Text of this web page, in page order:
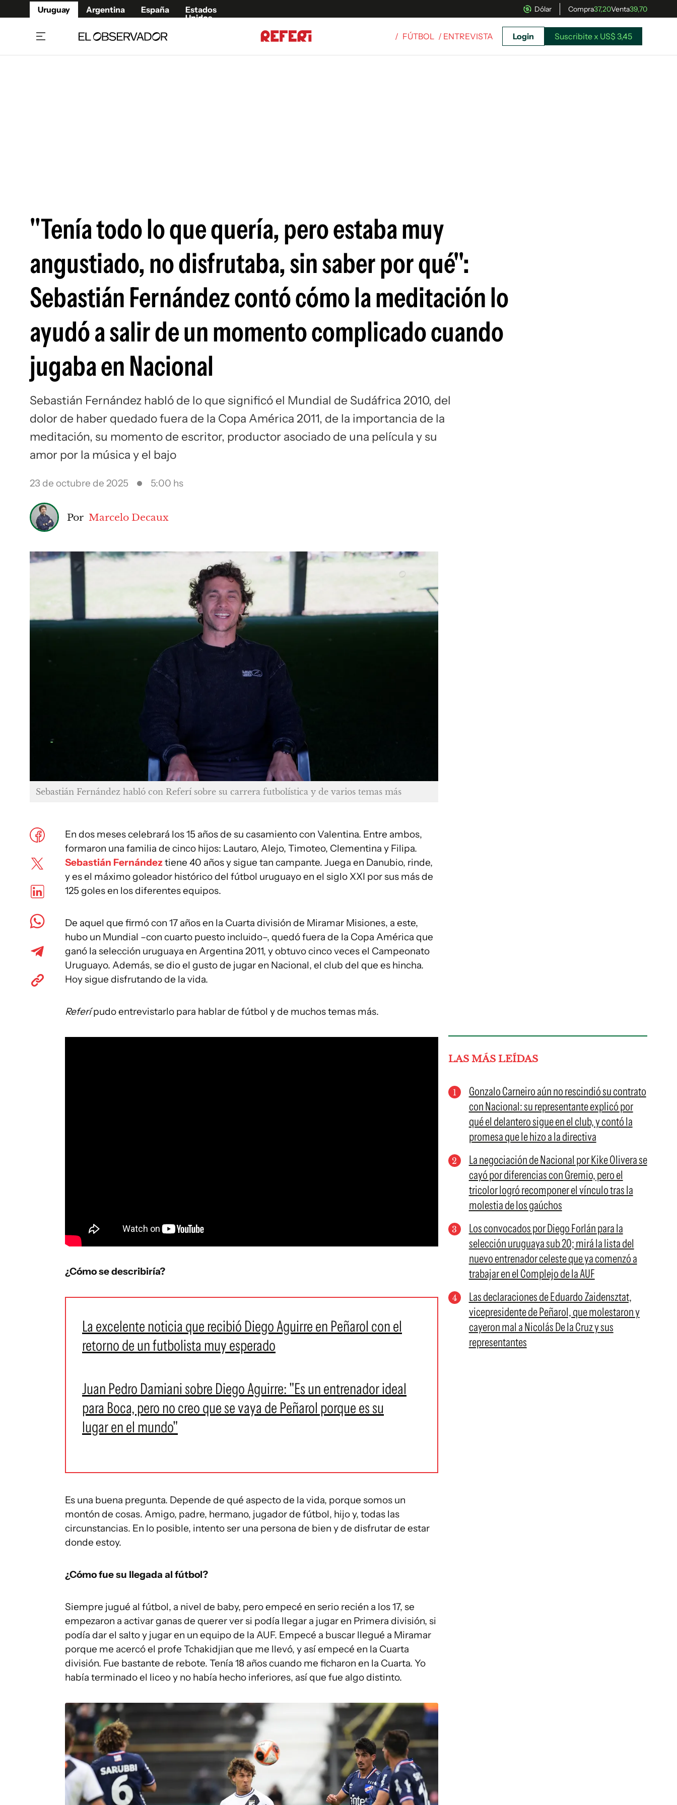
Uruguay Argentina España
Estados
Unidos
Dólar Compra37,20Venta39,70
Siguenos en:
/ FÚTBOL / ENTREVISTA Login Suscribite x US$ 3,45
"Tenía todo lo que quería, pero estaba muy
angustiado, no disfrutaba, sin saber por qué":
Sebastián Fernández contó cómo la meditación lo
ayudó a salir de un momento complicado cuando
jugaba en Nacional
Sebastián Fernández habló de lo que significó el Mundial de Sudáfrica 2010, del
dolor de haber quedado fuera de la Copa América 2011, de la importancia de la
meditación, su momento de escritor, productor asociado de una película y su
amor por la música y el bajo
23 de octubre de 2025 5:00 hs
Por Marcelo Decaux
Sebastián Fernández habló con Referí sobre su carrera futbolística y de varios temas más
En dos meses celebrará los 15 años de su casamiento con Valentina. Entre ambos,
formaron una familia de cinco hijos: Lautaro, Alejo, Timoteo, Clementina y Filipa.
Sebastián Fernándeztiene 40 años y sigue tan campante. Juega en Danubio, rinde,
y es el máximo goleador histórico del fútbol uruguayo en el siglo XXI por sus más de
125 goles en los diferentes equipos.
De aquel que firmó con 17 años en la Cuarta división de Miramar Misiones, a este,
hubo un Mundial –con cuarto puesto incluido–, quedó fuera de la Copa América que
ganó la selección uruguaya en Argentina 2011, y obtuvo cinco veces el Campeonato
Uruguayo. Además, se dio el gusto de jugar en Nacional, el club del que es hincha.
Hoy sigue disfrutando de la vida.
Referípudo entrevistarlo para hablar de fútbol y de muchos temas más.
¿Cómo se describiría?
La excelente noticia que recibió Diego Aguirre en Peñarol con el
retorno de un futbolista muy esperado
Juan Pedro Damiani sobre Diego Aguirre: "Es un entrenador ideal
para Boca, pero no creo que se vaya de Peñarol porque es su
lugar en el mundo"
Es una buena pregunta. Depende de qué aspecto de la vida, porque somos un
montón de cosas. Amigo, padre, hermano, jugador de fútbol, hijo y, todas las
circunstancias. En lo posible, intento ser una persona de bien y de disfrutar de estar
donde estoy.
¿Cómo fue su llegada al fútbol?
Siempre jugué al fútbol, a nivel de baby, pero empecé en serio recién a los 17, se
empezaron a activar ganas de querer ver si podía llegar a jugar en Primera división, si
podía dar el salto y jugar en un equipo de la AUF. Empecé a buscar llegué a Miramar
porque me acercó el profe Tchakidjian que me llevó, y así empecé en la Cuarta
división. Fue bastante de rebote. Tenía 18 años cuando me ficharon en la Cuarta. Yo
había terminado el liceo y no había hecho inferiores, así que fue algo distinto.
LAS MÁS LEÍDAS
Gonzalo Carneiro aún no rescindió su contrato
con Nacional: su representante explicó por
qué el delantero sigue en el club, y contó la
promesa que le hizo a la directiva
La negociación de Nacional por Kike Olivera se
cayó por diferencias con Gremio, pero el
tricolor logró recomponer el vínculo tras la
molestia de los gaúchos
Los convocados por Diego Forlán para la
selección uruguaya sub 20; mirá la lista del
nuevo entrenador celeste que ya comenzó a
trabajar en el Complejo de la AUF
Las declaraciones de Eduardo Zaidensztat,
vicepresidente de Peñarol, que molestaron y
cayeron mal a Nicolás De la Cruz y sus
representantes